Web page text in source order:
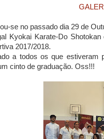
se no passado dia 29 de
Kyokai Karate-Do
2017/2018.
a todos os que estiveram
cinto de graduação. Oss!!!